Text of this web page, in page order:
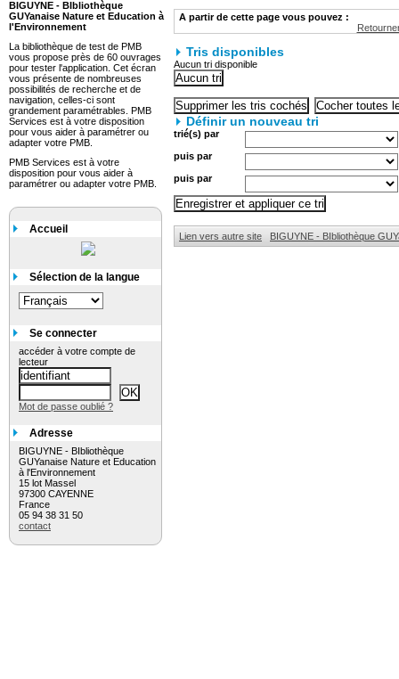
A partir de cette page vous pouvez :
Tris disponibles
Aucun tri disponible
Définir un nouveau tri
trié(s) par
puis par
puis par
Lien vers autre site BIGUYNE - BIbliothèque
BIGUYNE - BIbliothèque
GUYanaise Nature et Education à
l'Environnement
La bibliothèque de test de PMB
vous propose près de 60 ouvrages
pour tester l'application. Cet écran
vous présente de nombreuses
possibilités de recherche et de
navigation, celles-ci sont
grandement paramétrables. PMB
Services est à votre disposition
pour vous aider à paramétrer ou
adapter votre PMB.
PMB Services est à votre
disposition pour vous aider à
paramétrer ou adapter votre PMB.
Accueil
Sélection de la langue
Se connecter
accéder à votre compte de
lecteur
Mot de passe oublié ?
Adresse
BIGUYNE - BIbliothèque
GUYanaise Nature et Education
à l'Environnement
15 lot Massel
97300 CAYENNE
France
05 94 38 31 50
contact